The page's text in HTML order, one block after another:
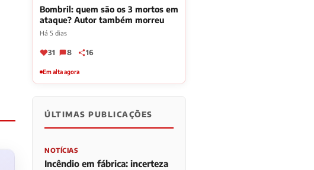
Bombril: quem são os 3 mortos em
ataque? Autor também morreu
Há 5 dias
31 8 16
Em alta agora
ÚLTIMAS PUBLICAÇÕES
NOTÍCIAS
Incêndio em fábrica: incerteza